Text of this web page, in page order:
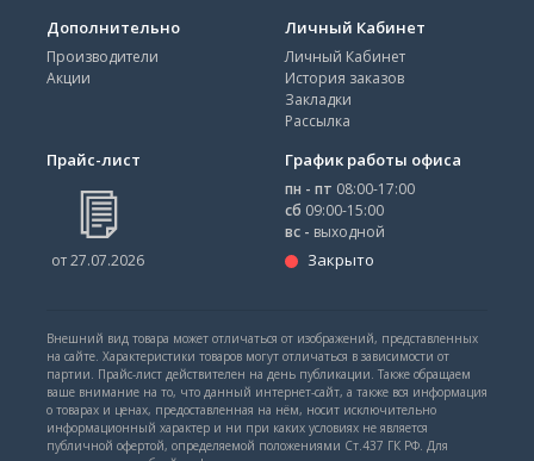
Дополнительно
Производители
Акции
Личный Кабинет
Личный Кабинет
История заказов
Закладки
Рассылка
Прайс-лист
от 27.07.2026
График работы офиса
пн - пт 08:00-17:00
сб 09:00-15:00
вс - выходной
Закрыто
Внешний вид товара может отличаться от изображений, представленных
на сайте. Характеристики товаров могут отличаться в зависимости от
партии. Прайс-лист действителен на день публикации. Также обращаем
ваше внимание на то, что данный интернет-сайт, а также вся информация
о товарах и ценах, предоставленная на нём, носит исключительно
информационный характер и ни при каких условиях не является
публичной офертой, определяемой положениями Ст.437 ГК РФ. Для